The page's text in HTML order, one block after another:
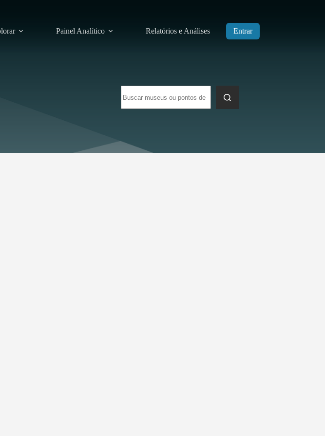
Painel Analítico Relatórios e Análises Entrar
resultados